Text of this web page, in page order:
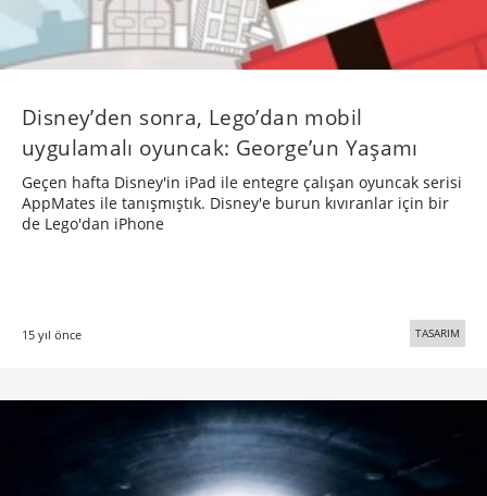
Disney’den sonra, Lego’dan mobil
uygulamalı oyuncak: George’un Yaşamı
Geçen hafta Disney'in iPad ile entegre çalışan oyuncak serisi
AppMates ile tanışmıştık. Disney'e burun kıvıranlar için bir
de Lego'dan iPhone
15 yıl önce TASARIM